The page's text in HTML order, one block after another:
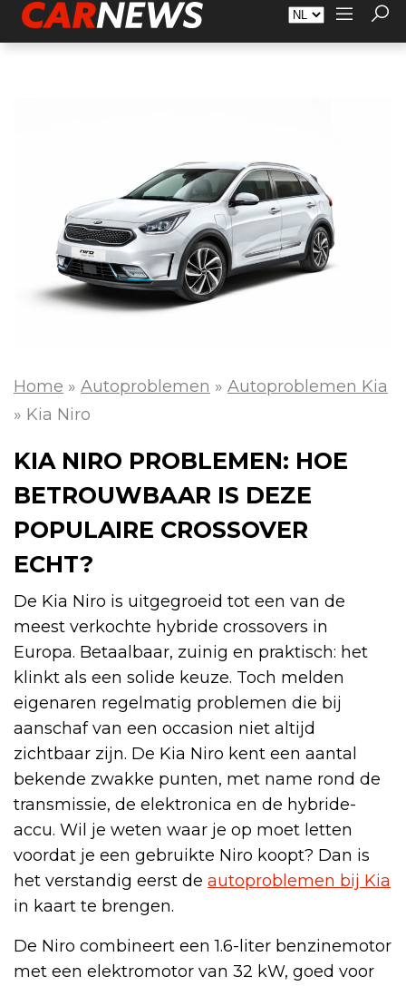
Adverteren Over Carnews.nl Contact
Home » Autoproblemen » Autoproblemen Kia
» Kia Niro
KIA NIRO PROBLEMEN: HOE
BETROUWBAAR IS DEZE
POPULAIRE CROSSOVER
ECHT?
De Kia Niro is uitgegroeid tot een van de
meest verkochte hybride crossovers in
Europa. Betaalbaar, zuinig en praktisch: het
klinkt als een solide keuze. Toch melden
eigenaren regelmatig problemen die bij
aanschaf van een occasion niet altijd
zichtbaar zijn. De Kia Niro kent een aantal
bekende zwakke punten, met name rond de
transmissie, de elektronica en de hybride-
accu. Wil je weten waar je op moet letten
voordat je een gebruikte Niro koopt? Dan is
het verstandig eerst de autoproblemen bij Kia
in kaart te brengen.
De Niro combineert een 1.6-liter benzinemotor
met een elektromotor van 32 kW, goed voor